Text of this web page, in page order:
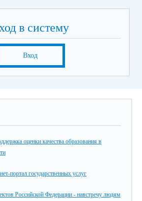
в систему
Вход
оценки качества образования в
портал государственных услуг
Российской Федерации - навстречу людям